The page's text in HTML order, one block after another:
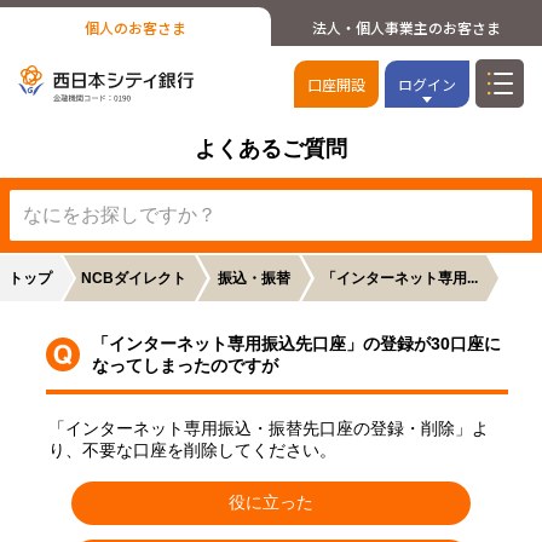
個人のお客さま 法人・個人事業主のお客さま
口座開設 ログイン
よくあるご質問
トップ NCBダイレクト 振込・振替 「インターネット専用...
「インターネット専用振込先口座」の登録が30口座に
なってしまったのですが
「インターネット専用振込・振替先口座の登録・削除」よ
り、不要な口座を削除してください。
役に立った